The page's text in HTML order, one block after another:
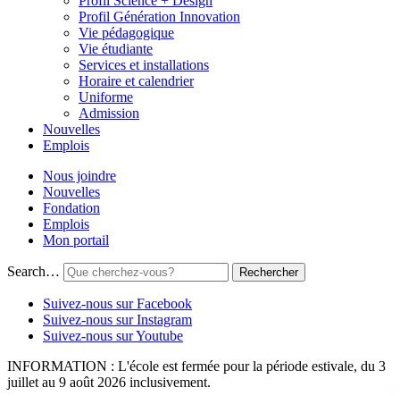
Profil Génération Innovation
Vie pédagogique
Vie étudiante
Services et installations
Horaire et calendrier
Uniforme
Admission
Nouvelles
Emplois
Nous joindre
Nouvelles
Fondation
Emplois
Mon portail
Search…
Suivez-nous sur Facebook
Suivez-nous sur Instagram
Suivez-nous sur Youtube
INFORMATION : L'école est fermée pour la période estivale, du 3
juillet au 9 août 2026 inclusivement.